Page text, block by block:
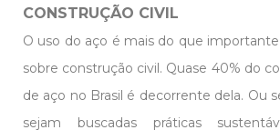
CONSTRUÇÃO CIVIL
O uso do aço é mais do que
sobre construção civil. Quase 40% do
de aço no Brasil é decorrente dela. Ou
sejam buscadas práticas